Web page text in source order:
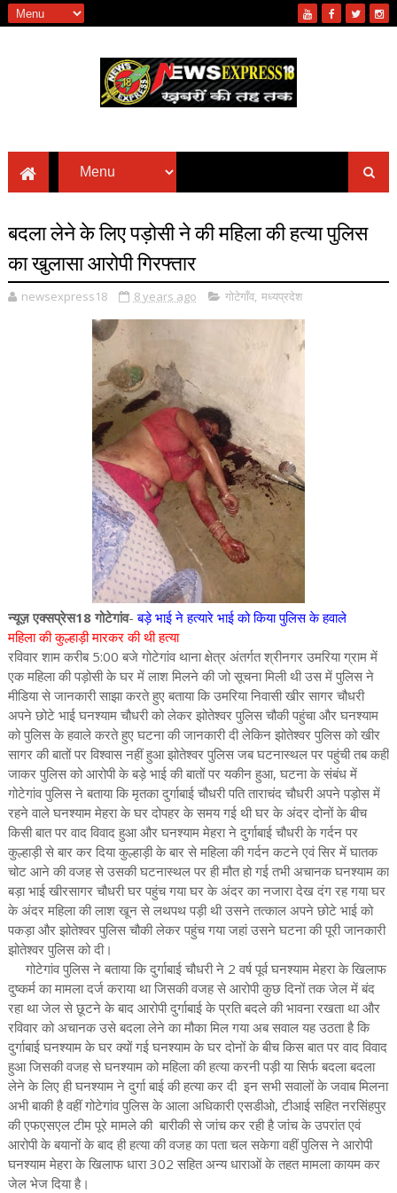
बदला लेने के लिए पड़ोसी ने की महिला की हत्या पुलिस
का खुलासा आरोपी गिरफ्तार
newsexpress18 8 years ago गोटेगाँव, मध्यप्रदेश
न्यूज़ एक्सप्रेस18 गोटेगांव-बड़े भाई ने हत्यारे भाई को किया पुलिस के हवाले
महिला की कुल्हाड़ी मारकर की थी हत्या
रविवार शाम करीब 5:00 बजे गोटेगांव थाना क्षेत्र अंतर्गत श्रीनगर उमरिया ग्राम में
एक महिला की पड़ोसी के घर में लाश मिलने की जो सूचना मिली थी उस में पुलिस ने
मीडिया से जानकारी साझा करते हुए बताया कि उमरिया निवासी खीर सागर चौधरी
अपने छोटे भाई घनश्याम चौधरी को लेकर झोतेश्वर पुलिस चौकी पहुंचा और घनश्याम
को पुलिस के हवाले करते हुए घटना की जानकारी दी लेकिन झोतेश्वर पुलिस को खीर
सागर की बातों पर विश्वास नहीं हुआ झोतेश्वर पुलिस जब घटनास्थल पर पहुंची तब कहीं
जाकर पुलिस को आरोपी के बड़े भाई की बातों पर यकीन हुआ, घटना के संबंध में
गोटेगांव पुलिस ने बताया कि मृतका दुर्गाबाई चौधरी पति ताराचंद चौधरी अपने पड़ोस में
रहने वाले घनश्याम मेहरा के घर दोपहर के समय गई थी घर के अंदर दोनों के बीच
किसी बात पर वाद विवाद हुआ और घनश्याम मेहरा ने दुर्गाबाई चौधरी के गर्दन पर
कुल्हाड़ी से बार कर दिया कुल्हाड़ी के बार से महिला की गर्दन कटने एवं सिर में घातक
चोट आने की वजह से उसकी घटनास्थल पर ही मौत हो गई तभी अचानक घनश्याम का
बड़ा भाई खीरसागर चौधरी घर पहुंच गया घर के अंदर का नजारा देख दंग रह गया घर
के अंदर महिला की लाश खून से लथपथ पड़ी थी उसने तत्काल अपने छोटे भाई को
पकड़ा और झोतेश्वर पुलिस चौकी लेकर पहुंच गया जहां उसने घटना की पूरी जानकारी
झोतेश्वर पुलिस को दी।
गोटेगांव पुलिस ने बताया कि दुर्गाबाई चौधरी ने 2 वर्ष पूर्व घनश्याम मेहरा के खिलाफ
दुष्कर्म का मामला दर्ज कराया था जिसकी वजह से आरोपी कुछ दिनों तक जेल में बंद
रहा था जेल से छूटने के बाद आरोपी दुर्गाबाई के प्रति बदले की भावना रखता था और
रविवार को अचानक उसे बदला लेने का मौका मिल गया अब सवाल यह उठता है कि
दुर्गाबाई घनश्याम के घर क्यों गई घनश्याम के घर दोनों के बीच किस बात पर वाद विवाद
हुआ जिसकी वजह से घनश्याम को महिला की हत्या करनी पड़ी या सिर्फ बदला बदला
लेने के लिए ही घनश्याम ने दुर्गा बाई की हत्या कर दी इन सभी सवालों के जवाब मिलना
अभी बाकी है वहीं गोटेगांव पुलिस के आला अधिकारी एसडीओ, टीआई सहित नरसिंहपुर
की एफएसएल टीम पूरे मामले की बारीकी से जांच कर रही है जांच के उपरांत एवं
आरोपी के बयानों के बाद ही हत्या की वजह का पता चल सकेगा वहीं पुलिस ने आरोपी
घनश्याम मेहरा के खिलाफ धारा 302 सहित अन्य धाराओं के तहत मामला कायम कर
जेल भेज दिया है।